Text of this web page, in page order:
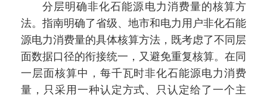
分层明确非化石能源电力消费量的核算方
法。指南明确了省级、地市和电力用户非化石能
源电力消费量的具体核算方法，既考虑了不同层
面数据口径的衔接统一，又避免重复核算。在同
一层面核算中，每千瓦时非化石能源电力消费
量，只采用一种认定方式、只认定给了一个主